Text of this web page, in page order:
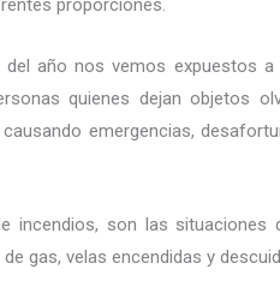
año nos vemos expuestos
quienes dejan objetos
emergencias,
incendios, son las
gas, velas encendidas y